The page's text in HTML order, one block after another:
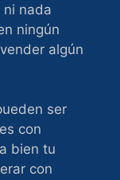
ni nada
ningún
algún
ser
con
bien tu
con